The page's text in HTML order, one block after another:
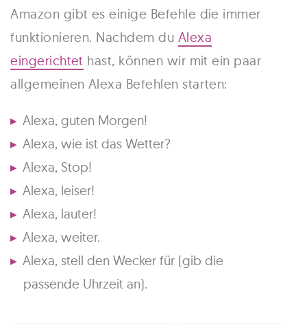
Amazon gibt es einige Befehle die immer
funktionieren. Nachdem du Alexa
eingerichtet hast, können wir mit ein paar
allgemeinen Alexa Befehlen starten:
Alexa, guten Morgen!
Alexa, wie ist das Wetter?
Alexa, Stop!
Alexa, leiser!
Alexa, lauter!
Alexa, weiter.
Alexa, stell den Wecker für (gib die
passende Uhrzeit an).